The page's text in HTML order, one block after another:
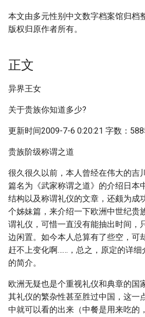
本文由多元性别中文数字档案馆归档
版权归原作者所有。
正文
异界王女
关于贵族你知道多少?
更新时间2009-7-6 0:20:21 字数：
贵族阶级称谓之道
很久很久以前，本人曾经在伟大的吉
篇名为《武家称谓之道》的介绍日本
结构以及称谓礼仪的文章，还颇为成
个姊妹篇，来介绍一下欧洲中世纪贵
谓礼仪，可惜一直没有能抽出时间，
边闲置。如今本人总算有了些空，可
赶不上变化啊……，总之，原定的详细
的简介。
欧洲无疑也是个重视礼仪和典章的国
其礼仪的繁杂性甚至胜过中国，这一
中就可以看的出来（中餐是用来吃的